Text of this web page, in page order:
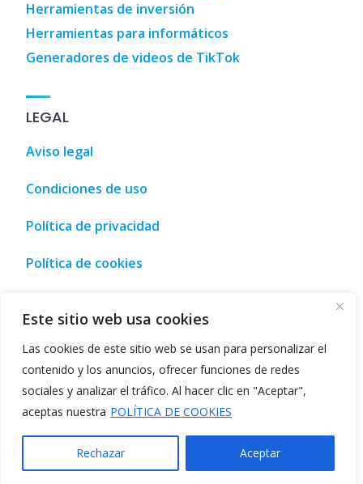
Este sitio web usa cookies
Las cookies de este sitio web se usan para personalizar el
contenido y los anuncios, ofrecer funciones de redes
sociales y analizar el tráfico. Al hacer clic en "Aceptar",
aceptas nuestra POLÍTICA DE COOKIES
Rechazar Aceptar
Herramientas de inversión
Herramientas para informáticos
Generadores de videos de TikTok
LEGAL
Aviso legal
Condiciones de uso
Política de privacidad
Política de cookies
ocio y compra • Málaga, España Tourism, leisure
©2026Directorio AI
Herramientas impulsadas por inteligencia artificial
-Buscador de herramientas de IA